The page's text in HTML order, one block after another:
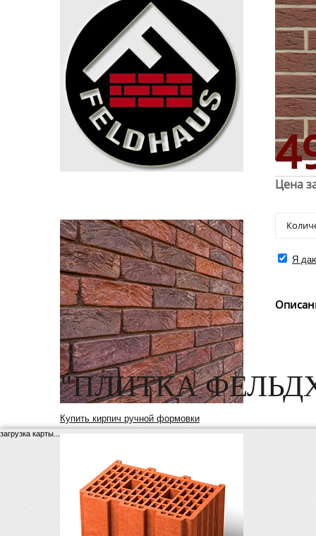
Купить кирпич ручной формовки
Цена
Я
"ПЛИТКА
загрузка карты...